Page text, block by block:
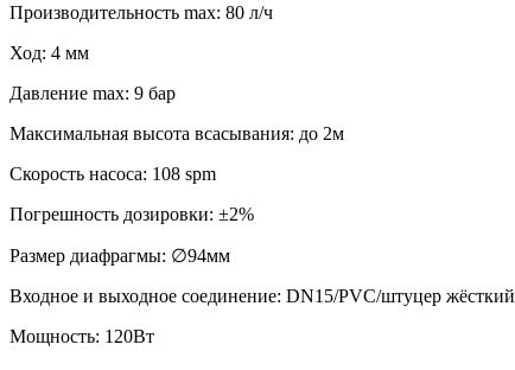
Производительность max: 80 л/ч
Ход: 4 мм
Давление max: 9 бар
Максимальная высота всасывания: до 2м
Скорость насоса: 108 spm
Погрешность дозировки: ±2%
Размер диафрагмы: ∅94мм
Входное и выходное соединение: DN15/PVC/штуцер жёсткий
Мощность: 120Вт